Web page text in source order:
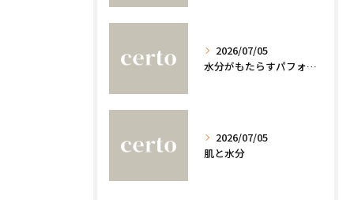
2026/07/05
水分がもたらすパフォーマンスへの影響
2026/07/05
肌と水分